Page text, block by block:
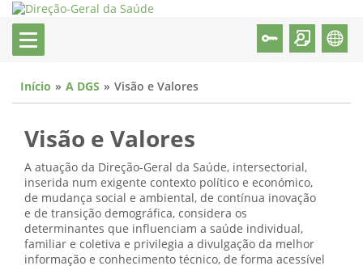
Início A DGS Visão e Valores
Visão e Valores
A atuação da Direção-Geral da Saúde, intersectorial,
inserida num exigente contexto político e económico,
de mudança social e ambiental, de contínua inovação
e de transição demográfica, considera os
determinantes que influenciam a saúde individual,
familiar e coletiva e privilegia a divulgação da melhor
informação e conhecimento técnico, de forma acessível